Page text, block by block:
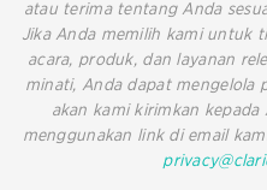
atau terima tentang Anda
Jika Anda memilih kami untuk
acara, produk, dan layanan
minati, Anda dapat mengelola
akan kami kirimkan
menggunakan link di email